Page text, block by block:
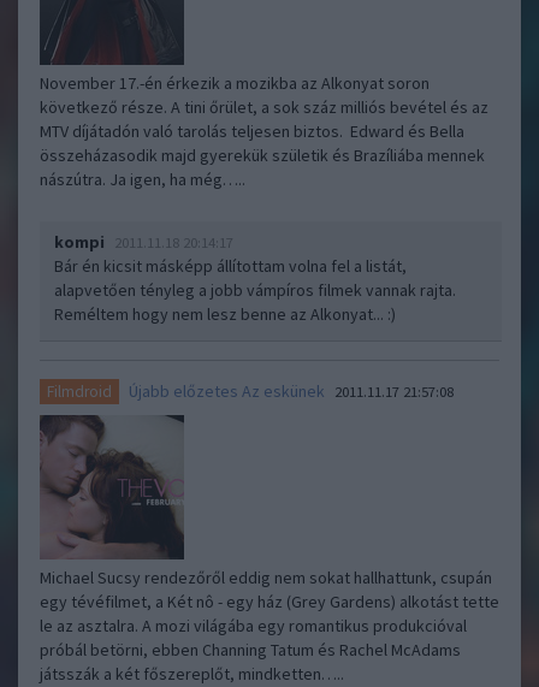
November 17.-én érkezik a mozikba az Alkonyat soron
következő része. A tini őrület, a sok száz milliós bevétel és az
MTV díjátadón való tarolás teljesen biztos. Edward és Bella
összeházasodik majd gyerekük születik és Brazíliába mennek
nászútra. Ja igen, ha még…..
kompi 2011.11.18 20:14:17
Bár én kicsit másképp állítottam volna fel a listát,
alapvetően tényleg a jobb vámpíros filmek vannak rajta.
Reméltem hogy nem lesz benne az Alkonyat... :)
Filmdroid Újabb előzetes Az eskünek 2011.11.17 21:57:08
Michael Sucsy rendezőről eddig nem sokat hallhattunk, csupán
egy tévéfilmet, a Két nô - egy ház (Grey Gardens) alkotást tette
le az asztalra. A mozi világába egy romantikus produkcióval
próbál betörni, ebben Channing Tatum és Rachel McAdams
játsszák a két főszereplőt, mindketten…..